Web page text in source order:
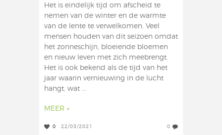
Het is eindelijk tijd om afscheid te
nemen van de winter en de warmte
van de lente te verwelkomen. Veel
mensen houden van dit seizoen omdat
het zonneschijn, bloeiende bloemen
en nieuw leven met zich meebrengt.
Het is ook bekend als de tijd van het
jaar waarin vernieuwing in de lucht
hangt, wat ...
MEER »
0 22/03/2021 0